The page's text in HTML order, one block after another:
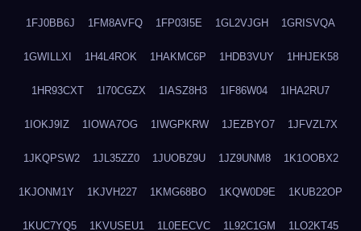
1FJ0BB6J 1FM8AVFQ 1FP03I5E 1GL2VJGH 1GRISVQA
1GWILLXI 1H4L4ROK 1HAKMC6P 1HDB3VUY 1HHJEK58
1HR93CXT 1I70CGZX 1IASZ8H3 1IF86W04 1IHA2RU7
1IOKJ9IZ 1IOWA7OG 1IWGPKRW 1JEZBYO7 1JFVZL7X
1JKQPSW2 1JL35ZZ0 1JUOBZ9U 1JZ9UNM8 1K1OOBX2
1KJONM1Y 1KJVH227 1KMG68BO 1KQW0D9E 1KUB22OP
1KUC7YQ5 1KVUSEU1 1L0EECVC 1L92C1GM 1LO2KT45